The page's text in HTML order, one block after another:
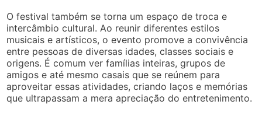
O festival também se torna um espaço de troca e
intercâmbio cultural. Ao reunir diferentes estilos
musicais e artísticos, o evento promove a convivência
entre pessoas de diversas idades, classes sociais e
origens. É comum ver famílias inteiras, grupos de
amigos e até mesmo casais que se reúnem para
aproveitar essas atividades, criando laços e memórias
que ultrapassam a mera apreciação do entretenimento.